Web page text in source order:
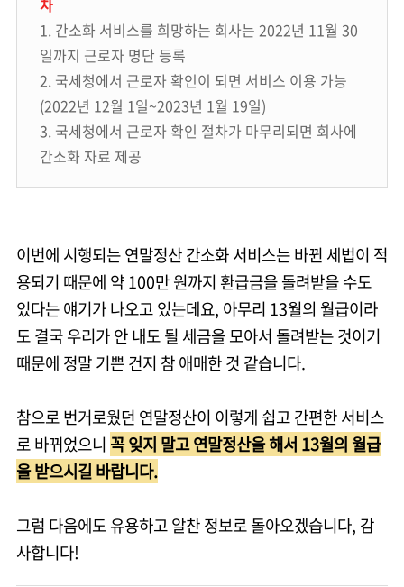
차
1. 간소화 서비스를 희망하는 회사는 2022년 11월 30
일까지 근로자 명단 등록
2. 국세청에서 근로자 확인이 되면 서비스 이용 가능
(2022년 12월 1일~2023년 1월 19일)
3. 국세청에서 근로자 확인 절차가 마무리되면 회사에
간소화 자료 제공
이번에 시행되는 연말정산 간소화 서비스는 바뀐 세법이 적
용되기 때문에 약 100만 원까지 환급금을 돌려받을 수도
있다는 얘기가 나오고 있는데요, 아무리 13월의 월급이라
도 결국 우리가 안 내도 될 세금을 모아서 돌려받는 것이기
때문에 정말 기쁜 건지 참 애매한 것 같습니다.
참으로 번거로웠던 연말정산이 이렇게 쉽고 간편한 서비스
로 바뀌었으니 꼭 잊지 말고 연말정산을 해서 13월의 월급
을 받으시길 바랍니다.
그럼 다음에도 유용하고 알찬 정보로 돌아오겠습니다, 감
사합니다!